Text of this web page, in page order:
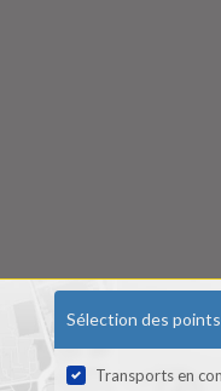
Sélection des
Transports en